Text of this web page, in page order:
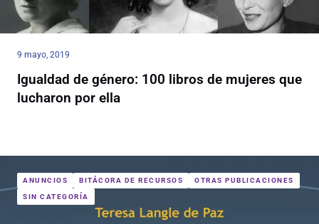
9 mayo, 2019
Igualdad de género: 100 libros de mujeres que
lucharon por ella
ANUNCIOS BITÁCORA DE RECURSOS OTRAS PUBLICACIONES
SIN CATEGORÍA